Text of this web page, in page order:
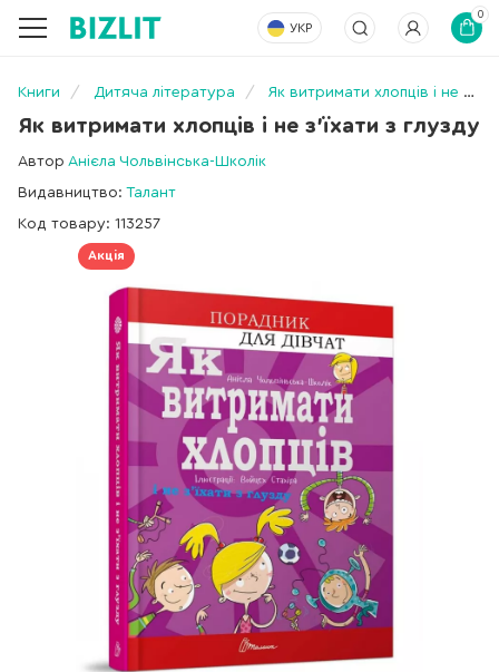
УКР
0
Книги Дитяча література Як витримати хлопців і не з’їхати з глузду
Як витримати хлопців і не з’їхати з глузду
Автор Анієла Чольвінська-Школік
Видавництво: Талант
Код товару: 113257
Акція